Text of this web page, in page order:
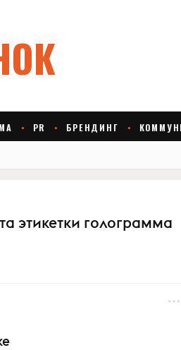
этикетки голограмма